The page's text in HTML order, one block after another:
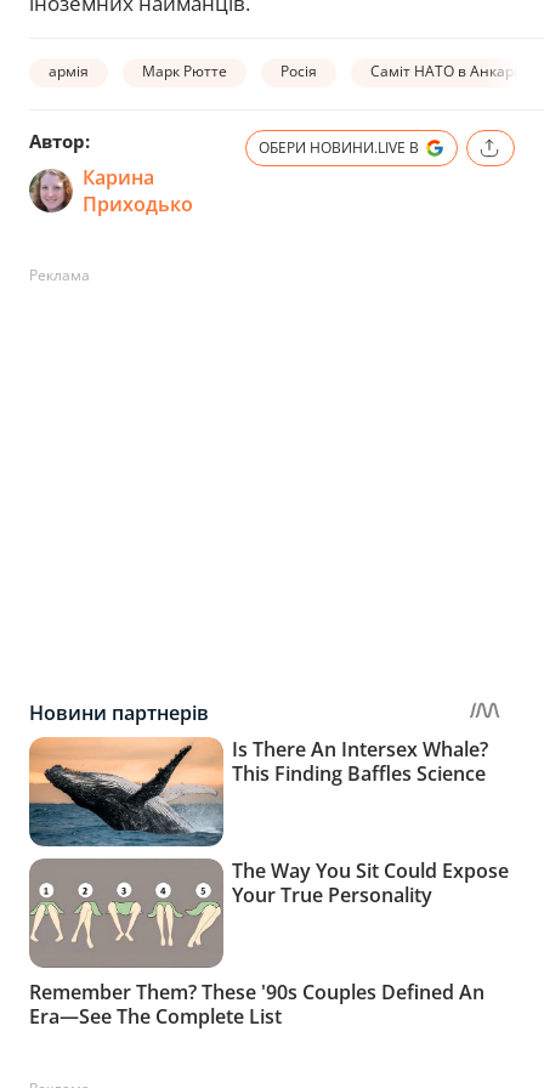
армія Марк Рютте Росія Саміт НАТО в Анкарі
Автор:
Карина
Приходько
ОБЕРИ НОВИНИ.LIVE В
Реклама